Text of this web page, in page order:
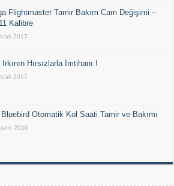
Flightmaster Tamir Bakım Cam Değişimi –
Kalibre
2017
Irkının Hırsızlarla İmtihanı !
2017
Otomatik Kol Saati Tamir ve Bakımı
2016